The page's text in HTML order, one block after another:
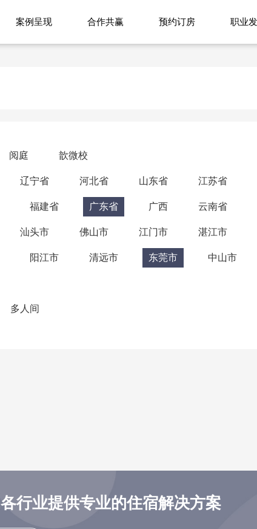
案例呈现 合作共赢 预约订房 职业
阅庭 歆微校
辽宁省 河北省 山东省 江苏省
福建省 广东省 广西 云南省
汕头市 佛山市 江门市 湛江市
阳江市 清远市 东莞市 中山市
多人间
行业提供专业的住宿解决方案